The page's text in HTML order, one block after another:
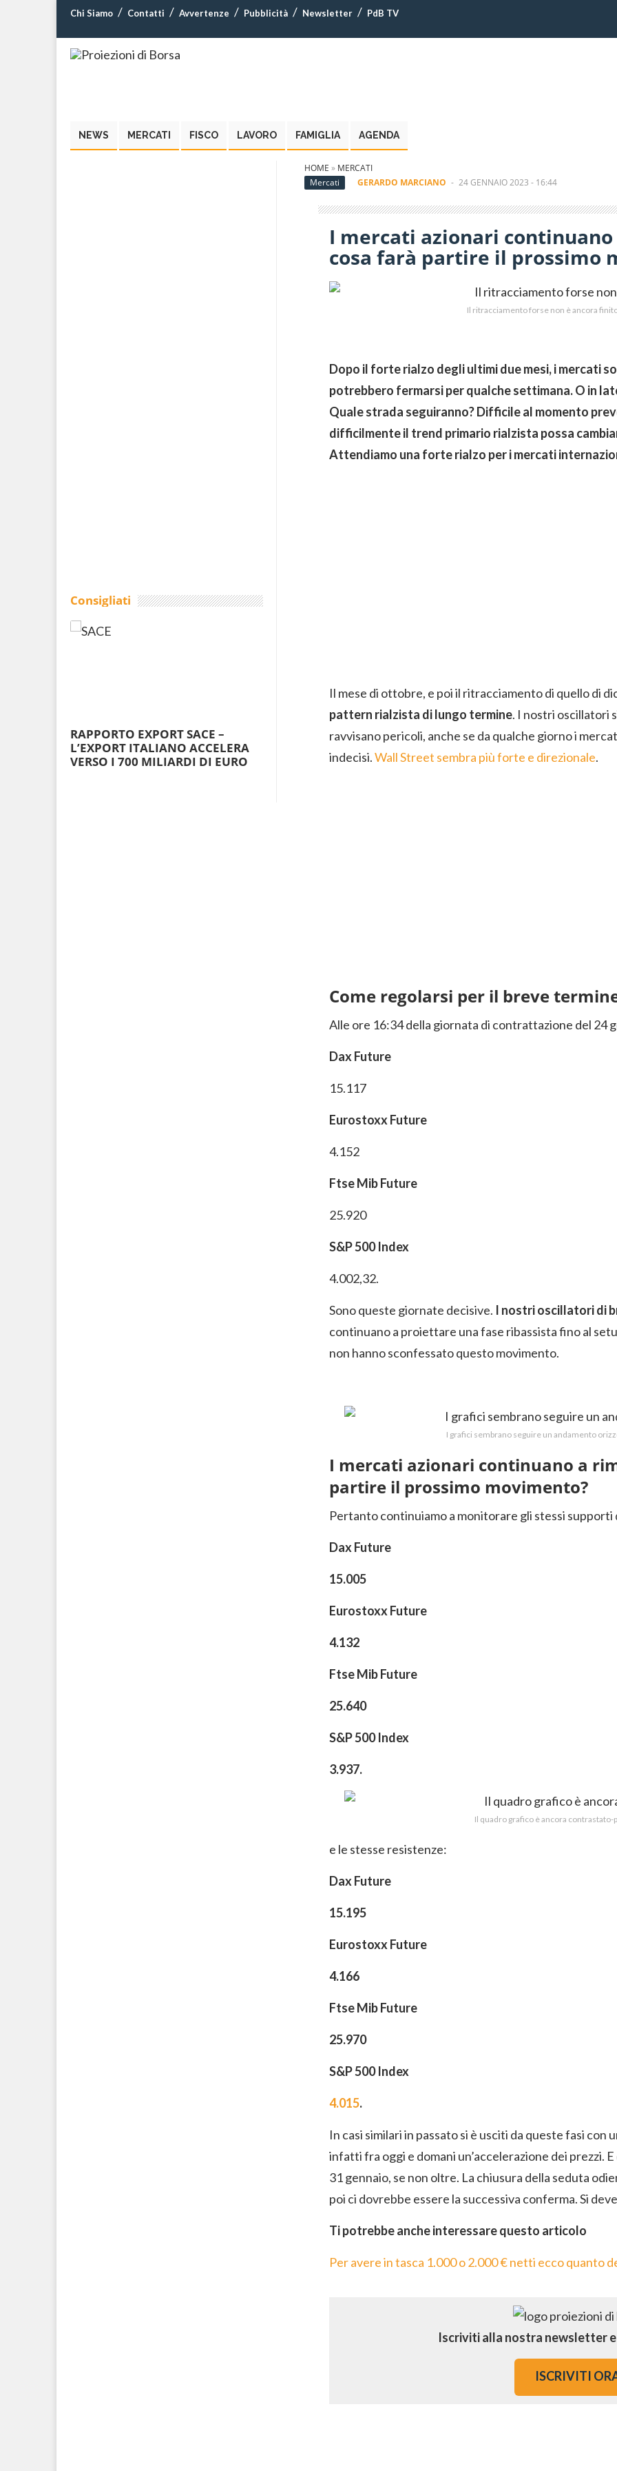
Chi Siamo Contatti Avvertenze Pubblicità Newsletter PdB TV
NEWS MERCATI FISCO LAVORO FAMIGLIA AGENDA
HOME » MERCATI
Mercati
GERARDO MARCIANO - 24 GENNAIO 2023 - 16:44
I mercati azionari
cosa farà partire il prossimo
Il ritracciamento forse non è ancora
Dopo il forte rialzo degli ultimi due mesi, i mercati
potrebbero fermarsi per qualche settimana. O in
Quale strada seguiranno? Difficile al momento
difficilmente il trend primario rialzista possa
Attendiamo una forte rialzo per i mercati
Il mese di ottobre, e poi il ritracciamento di quello di
pattern rialzista di lungo termine. I nostri oscillatori
ravvisano pericoli, anche se da qualche giorno i
indecisi.Wall Street sembra più forte e direzionale.
Come regolarsi per il breve
Alle ore 16:34 della giornata di contrattazione del 24
Dax Future
15.117
Eurostoxx Future
4.152
Ftse Mib Future
25.920
S&P 500 Index
4.002,32.
Sono queste giornate decisive. I nostri oscillatori di
continuano a proiettare una fase ribassista fino al
non hanno sconfessato questo movimento.
I grafici sembrano seguire un andamento
I mercati azionari continuano a
partire il prossimo movimento?
Pertanto continuiamo a monitorare gli stessi supporti
Dax Future
15.005
Eurostoxx Future
4.132
Ftse Mib Future
25.640
S&P 500 Index
3.937.
Il quadro grafico è ancora
e le stesse resistenze:
Dax Future
15.195
Eurostoxx Future
4.166
Ftse Mib Future
25.970
S&P 500 Index
4.015.
In casi similari in passato si è usciti da queste fasi con
infatti fra oggi e domani un’accelerazione dei prezzi.
31 gennaio, se non oltre. La chiusura della seduta
poi ci dovrebbe essere la successiva conferma. Si
Ti potrebbe anche interessare questo articolo
Per avere in tasca 1.000 o 2.000 € netti ecco quanto
Iscriviti alla nostra newsletter
ISCRIVITI
Consigliati
RAPPORTO EXPORT SACE –
L’EXPORT ITALIANO ACCELERA
VERSO I 700 MILIARDI DI EURO